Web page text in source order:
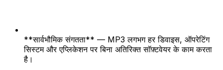
**सार्वभौमिक संगतता** — MP3 लगभग हर डिवाइस, ऑपरेटिंग
सिस्टम और एप्लिकेशन पर बिना अतिरिक्त सॉफ़्टवेयर के काम करता
है।